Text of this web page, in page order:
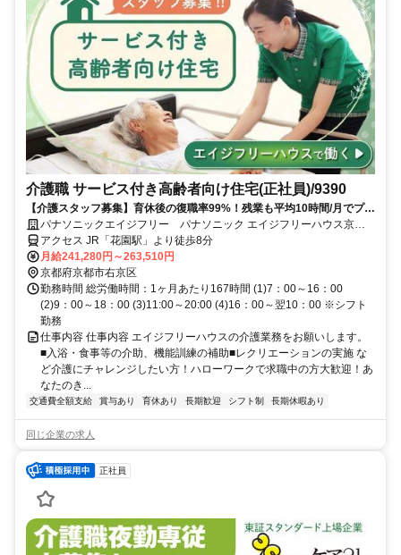
介護職 サービス付き高齢者向け住宅(正社員)/9390
【介護スタッフ募集】育休後の復職率99%！残業も平均10時間/月でプラ
イベートとの両立も可能です入社時や階級別の研修あり◎スキルや役割
に応じたグレード設定で、あなたのキャリアアップを応援します！
パナソニックエイジフリー パナソニック エイジフリーハウス京都
花園 看護小規模多機能
アクセス JR「花園駅」より徒歩8分
月給241,280円～263,510円
京都府京都市右京区
勤務時間 総労働時間：1ヶ月あたり167時間 (1)7：00～16：00
(2)9：00～18：00 (3)11:00～20:00 (4)16：00～翌10：00 ※シフト
勤務
仕事内容 仕事内容 エイジフリーハウスの介護業務をお願いします。
■入浴・食事等の介助、機能訓練の補助■レクリエーションの実施 な
ど介護にチャレンジしたい方！ハローワークで求職中の方大歓迎！あ
なたのき...
交通費全額支給 賞与あり 育休あり 長期歓迎 シフト制 長期休暇あり
同じ企業の求人
正社員